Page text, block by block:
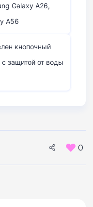
Galaxy A26,
A56
кнопочный
защитой от воды
0